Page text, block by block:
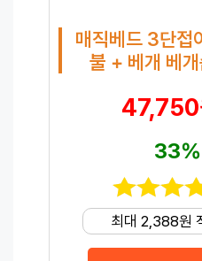
매직베드 3단접
불 + 베개 베
33%
최대 2,388원